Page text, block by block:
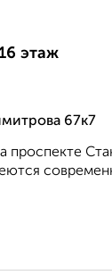
этаж
67к7